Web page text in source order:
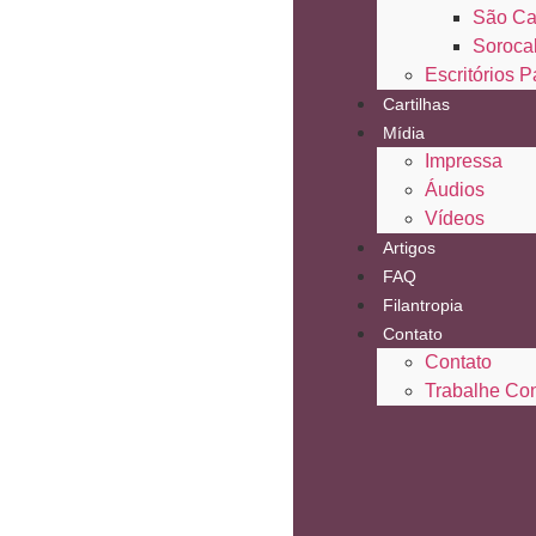
São
Escritórios
Cartilhas
Mídia
Impressa
Áudios
Vídeos
Artigos
FAQ
Filantropia
Contato
Contato
Trabalhe